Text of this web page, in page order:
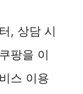
, 상담 시
팡을 이
스 이용